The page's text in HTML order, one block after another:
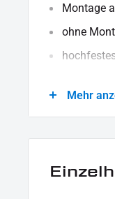
Montage
ohne
Schwarz -
Mehr